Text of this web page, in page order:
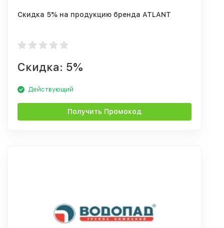
Скидка 5% на продукцию бренда ATLANT
Скидка: 5%
Действующий
Получить Промокод